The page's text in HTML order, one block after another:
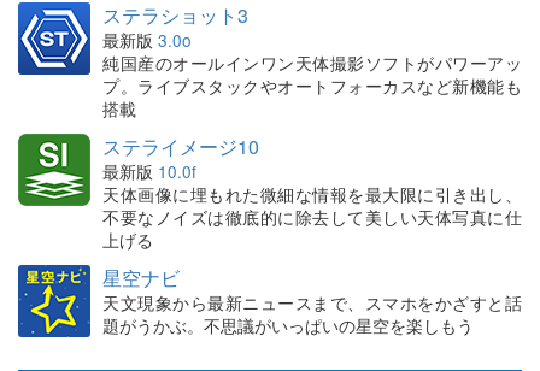
ステラショット3
最新版 3.0o
純国産のオールインワン天体撮影ソフトがパワーアッ
プ。ライブスタックやオートフォーカスなど新機能も
搭載
ステライメージ10
最新版 10.0f
天体画像に埋もれた微細な情報を最大限に引き出し、
不要なノイズは徹底的に除去して美しい天体写真に仕
上げる
星空ナビ
天文現象から最新ニュースまで、スマホをかざすと話
題がうかぶ。不思議がいっぱいの星空を楽しもう